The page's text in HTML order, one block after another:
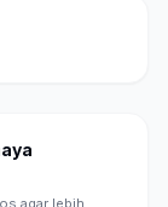
agar lebih